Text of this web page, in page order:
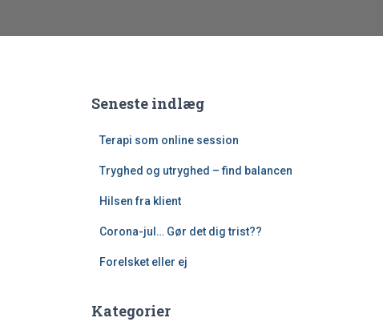
Seneste indlæg
Terapi som online session
Tryghed og utryghed – find balancen
Hilsen fra klient
Corona-jul… Gør det dig trist??
Forelsket eller ej
Kategorier